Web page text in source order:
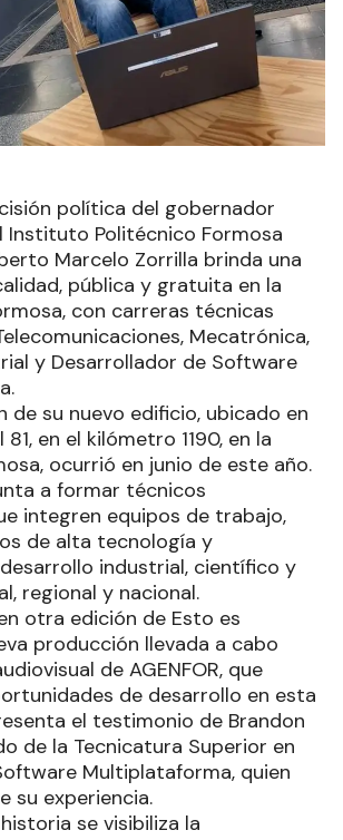
política del gobernador
Instituto Politécnico Formosa
Marcelo Zorrilla brinda una
pública y gratuita en la
con carreras técnicas
Mecatrónica,
y Desarrollador de Software
de su nuevo edificio, ubicado en
en el kilómetro 1190, en la
ocurrió en junio de este año.
a formar técnicos
integren equipos de trabajo,
de alta tecnología y
industrial, científico y
regional y nacional.
otra edición de Esto es
producción llevada a cabo
de AGENFOR, que
de desarrollo en esta
el testimonio de Brandon
de la Tecnicatura Superior en
Multiplataforma, quien
su experiencia.
se visibiliza la